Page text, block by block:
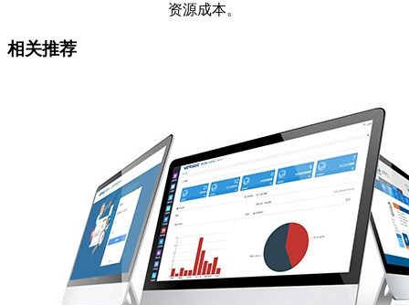
资源成本。
相关推荐